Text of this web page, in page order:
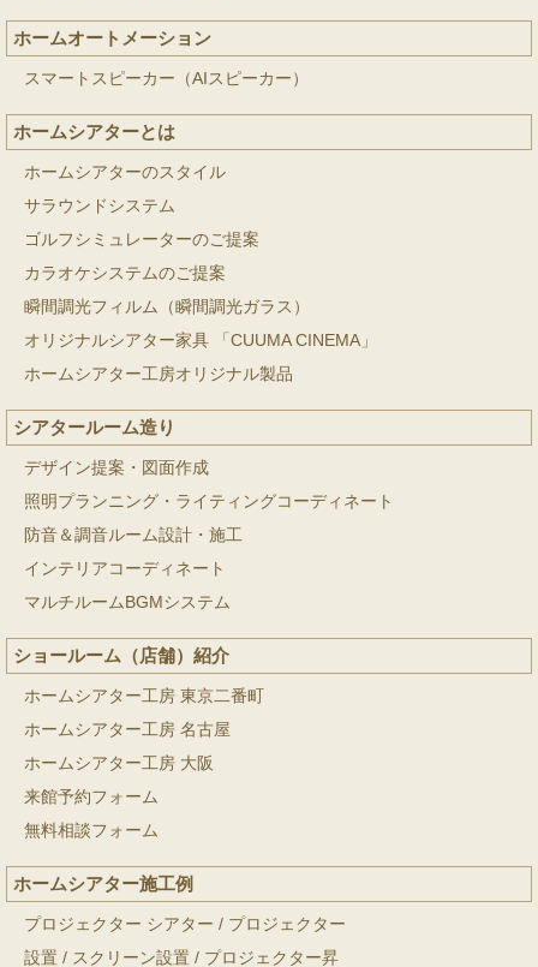
ホームオートメーション
スマートスピーカー（AIスピーカー）
ホームシアターとは
ホームシアターのスタイル
サラウンドシステム
ゴルフシミュレーターのご提案
カラオケシステムのご提案
瞬間調光フィルム（瞬間調光ガラス）
オリジナルシアター家具 「CUUMA CINEMA」
ホームシアター工房オリジナル製品
シアタールーム造り
デザイン提案・図面作成
照明プランニング・ライティングコーディネート
防音＆調音ルーム設計・施工
インテリアコーディネート
マルチルームBGMシステム
ショールーム（店舗）紹介
ホームシアター工房 東京二番町
ホームシアター工房 名古屋
ホームシアター工房 大阪
来館予約フォーム
無料相談フォーム
ホームシアター施工例
プロジェクター シアター / プロジェクター
設置 / スクリーン設置 / プロジェクター昇